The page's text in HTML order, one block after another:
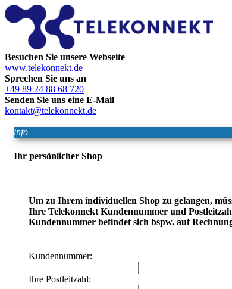
Besuchen Sie unsere Webseite
www.telekonnekt.de
Sprechen Sie uns an
+49 89 24 88 68 720
Senden Sie uns eine E-Mail
kontakt@telekonnekt.de
info
Ihr persönlicher Shop
Um zu Ihrem individuellen Shop zu gelangen,
Ihre Telekonnekt Kundennummer und
Kundennummer befindet sich bspw. auf
Kundennummer:
Ihre Postleitzahl: